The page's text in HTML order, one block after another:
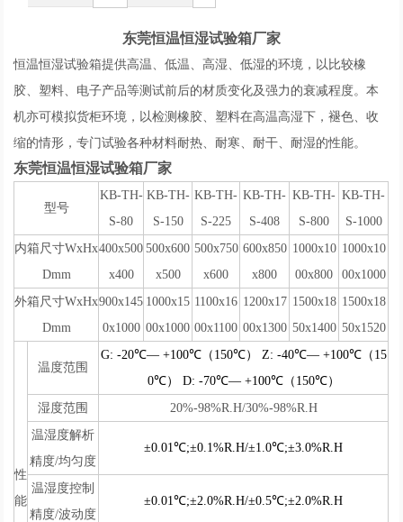
东莞恒温恒湿试验箱厂家
恒温恒湿试验箱提供高温、低温、高湿、低湿的环境，以比较橡
胶、塑料、电子产品等测试前后的材质变化及强力的衰减程度。本
机亦可模拟货柜环境，以检测橡胶、塑料在高温高湿下，褪色、收
缩的情形，专门试验各种材料耐热、耐寒、耐干、耐湿的性能。
东莞恒温恒湿试验箱厂家
型号
KB-TH-
S-80
KB-TH-
S-150
KB-TH-
S-225
KB-TH-
S-408
KB-TH-
S-800
KB-TH-
S-1000
内箱尺寸WxHx
Dmm
400x500
x400
500x600
x500
500x750
x600
600x850
x800
1000x10
00x800
1000x10
00x1000
外箱尺寸WxHx
Dmm
900x145
0x1000
1000x15
00x1000
1100x16
00x1100
1200x17
00x1300
1500x18
50x1400
1500x18
50x1520
性
能
温度范围
G: -20℃— +100℃（150℃） Z: -40℃— +100℃（15
0℃） D: -70℃— +100℃（150℃）
湿度范围
20%-98%R.H/30%-98%R.H
温湿度解析
精度/均匀度
±0.01℃;±0.1%R.H/±1.0℃;±3.0%R.H
温湿度控制
精度/波动度
±0.01℃;±2.0%R.H/±0.5℃;±2.0%R.H